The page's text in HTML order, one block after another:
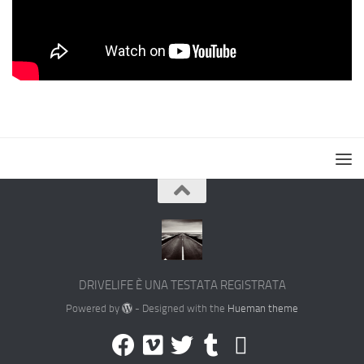
DRIVELIFE È UNA TESTATA REGISTRATA
Powered by - Designed with the Hueman theme